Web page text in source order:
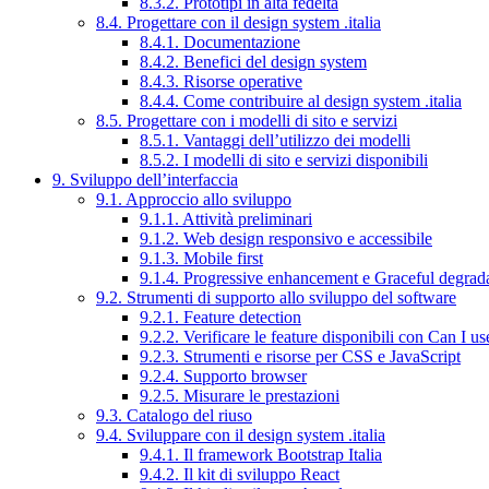
8.4. Progettare con il design system .italia
8.4.1. Documentazione
8.4.2. Benefici del design system
8.4.3. Risorse operative
8.4.4. Come contribuire al design system .italia
8.5. Progettare con i modelli di sito e servizi
8.5.1. Vantaggi dell’utilizzo dei modelli
8.5.2. I modelli di sito e servizi disponibili
9. Sviluppo dell’interfaccia
9.1. Approccio allo sviluppo
9.1.1. Attività preliminari
9.1.2. Web design responsivo e accessibile
9.1.3. Mobile first
9.1.4. Progressive enhancement e Graceful
9.2. Strumenti di supporto allo sviluppo del software
9.2.1. Feature detection
9.2.2. Verificare le feature disponibili con Can I
9.2.3. Strumenti e risorse per CSS e JavaScript
9.2.4. Supporto browser
9.2.5. Misurare le prestazioni
9.3. Catalogo del riuso
9.4. Sviluppare con il design system .italia
9.4.1. Il framework Bootstrap Italia
9.4.2. Il kit di sviluppo React